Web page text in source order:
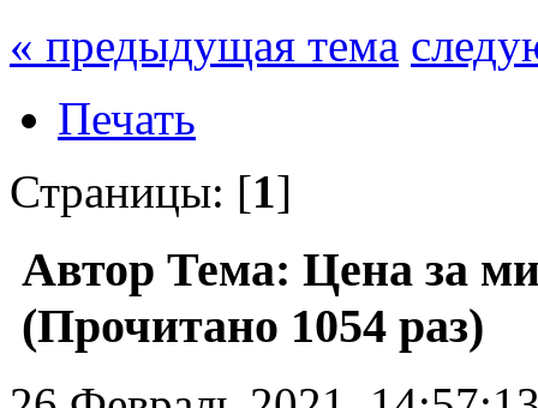
« предыдущая тема
Печать
Страницы: [1]
Автор Тема: Цена за
(Прочитано 1054 раз)